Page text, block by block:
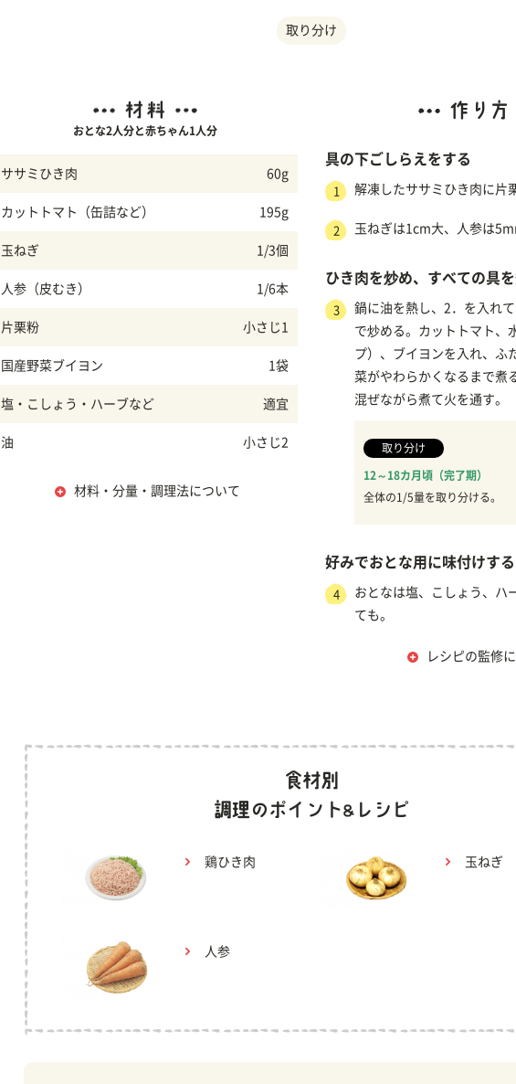
取り分け
おとな2人分と赤ちゃん1人分
ササミひき肉 60g
カットトマト（缶詰など） 195g
玉ねぎ 1/3個
人参（皮むき） 1/6本
片栗粉 小さじ1
国産野菜ブイヨン 1袋
塩・こしょう・ハーブなど 適宜
油 小さじ2
材料・分量・調理法について
具の下ごしらえをする
1 解凍したササミひき肉に片
2 玉ねぎは1cm大、人参は
ひき肉を炒め、すべての具
3
鍋に油を熱し、2．を入れ
で炒める。カットトマト、
プ）、ブイヨンを入れ、ふ
菜がやわらかくなるまで煮
混ぜながら煮て火を通す。
取り分け
12～18カ月頃（完了期）
全体の1/5量を取り分ける。
好みでおとな用に味付けする
4
おとなは塩、こしょう、ハ
ても。
レシピの監修
鶏ひき肉 玉ねぎ
人参